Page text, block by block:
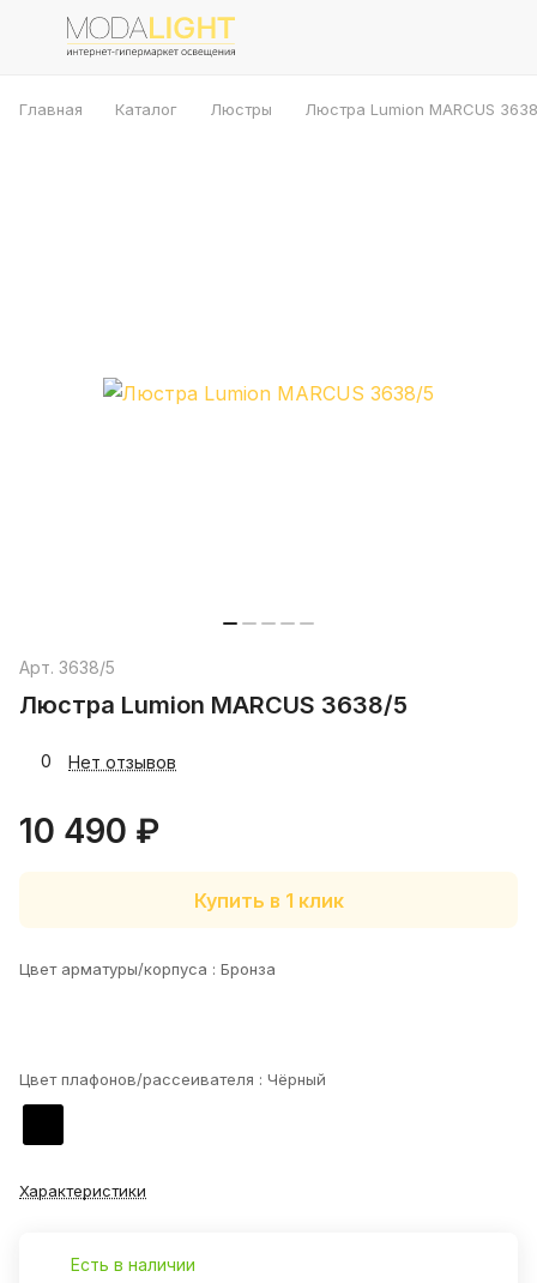
Главная Каталог Люстры Люстра Lumion MARCUS
Арт. 3638/5
Люстра Lumion MARCUS 3638/5
0 Нет отзывов
10 490 ₽
Купить в 1 клик
Цвет арматуры/корпуса : Бронза
Цвет плафонов/рассеивателя : Чёрный
Характеристики
Есть в наличии